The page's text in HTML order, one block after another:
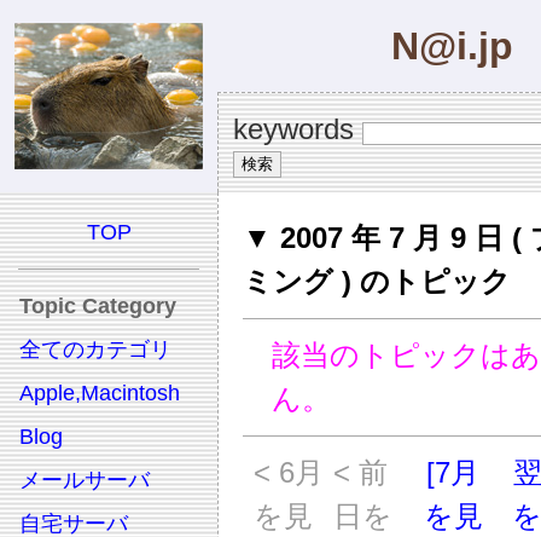
N@i.jp
keywords
TOP
Topic Category
全てのカテゴリ
Apple,Macintosh
Blog
メールサーバ
自宅サーバ
▼ 2007 年 7 月 9 日 (
ミング ) のトピック
該当のトピックは
ん。
< 6月
を見
< 前
日を
[7月
を見